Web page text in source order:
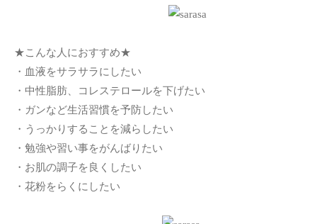
★こんな人におすすめ★
・血液をサラサラにしたい
・中性脂肪、コレステロールを下げたい
・ガンなど生活習慣を予防したい
・うっかりすることを減らしたい
・勉強や習い事をがんばりたい
・お肌の調子を良くしたい
・花粉をらくにしたい